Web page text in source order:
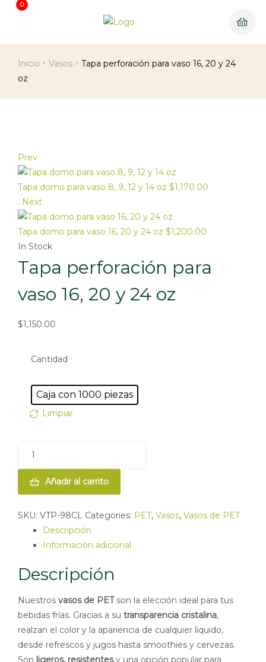
0
Inicio Vasos
Tapa perforación para vaso 16, 20 y 24
oz
Prev
Tapa domo para vaso 8, 9, 12 y 14 oz $1,170.00
. Next
Tapa domo para vaso 16, 20 y 24 oz $1,200.00
In Stock
Tapa perforación para
vaso 16, 20 y 24 oz
$1,150.00
Cantidad
Caja con 1000 piezas
Limpiar
Añadir al carrito
SKU: VTP-98CL Categories: PET, Vasos, Vasos de PET
Descripción
Información adicional
Descripción
Nuestros vasos de PETson la elección ideal para tus
bebidas frías. Gracias a su transparencia cristalina,
realzan el color y la apariencia de cualquier líquido,
desde refrescos y jugos hasta smoothies y cervezas.
Son ligeros, resistentesy una opción popular para